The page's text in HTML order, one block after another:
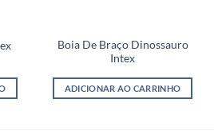
Boia De Braço Dinossauro
Intex
ADICIONAR AO CARRINHO